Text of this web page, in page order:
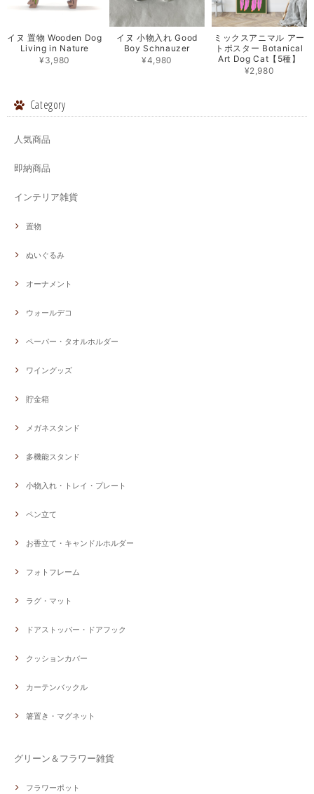
イヌ 置物 Wooden Dog
Living in Nature
¥3,980
イヌ 小物入れ Good
Boy Schnauzer
¥4,980
ミックスアニマル アー
トポスター Botanical
Art Dog Cat【5種】
¥2,980
Category
人気商品
即納商品
インテリア雑貨
置物
ぬいぐるみ
オーナメント
ウォールデコ
ペーパー・タオルホルダー
ワイングッズ
貯金箱
メガネスタンド
多機能スタンド
小物入れ・トレイ・プレート
ペン立て
お香立て・キャンドルホルダー
フォトフレーム
ラグ・マット
ドアストッパー・ドアフック
クッションカバー
カーテンバックル
箸置き・マグネット
グリーン＆フラワー雑貨
フラワーポット